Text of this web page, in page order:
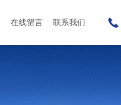
在线留言 联系我们